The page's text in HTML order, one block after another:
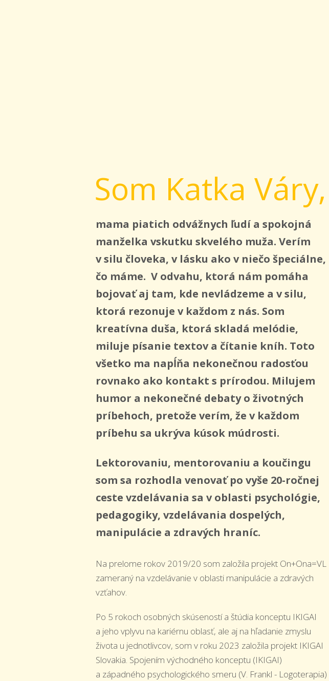
Som Katka Váry,
mama piatich odvážnych ľudí a spokojná
manželka vskutku skvelého muža. Verím
v silu človeka, v lásku ako v niečo špeciálne,
čo máme. V odvahu, ktorá nám pomáha
bojovať aj tam, kde nevládzeme a v silu,
ktorá rezonuje v každom z nás. Som
kreatívna duša, ktorá skladá melódie,
miluje písanie textov a čítanie kníh. Toto
všetko ma napĺňa nekonečnou radosťou
rovnako ako kontakt s prírodou. Milujem
humor a nekonečné debaty o životných
príbehoch, pretože verím, že v každom
príbehu sa ukrýva kúsok múdrosti.
Lektorovaniu, mentorovaniu a koučingu
som sa rozhodla venovať po vyše 20-ročnej
ceste vzdelávania sa v oblasti psychológie,
pedagogiky, vzdelávania dospelých,
manipulácie a zdravých hraníc.
Na prelome rokov 2019/20 som založila projekt On+Ona=VL
zameraný na vzdelávanie v oblasti manipulácie a zdravých
vzťahov.
Po 5 rokoch osobných skúseností a štúdia konceptu IKIGAI
a jeho vplyvu na kariérnu oblasť, ale aj na hľadanie zmyslu
života u jednotlivcov, som v roku 2023 založila projekt IKIGAI
Slovakia. Spojením východného konceptu (IKIGAI)
a západného psychologického smeru (V. Frankl - Logoterapia)